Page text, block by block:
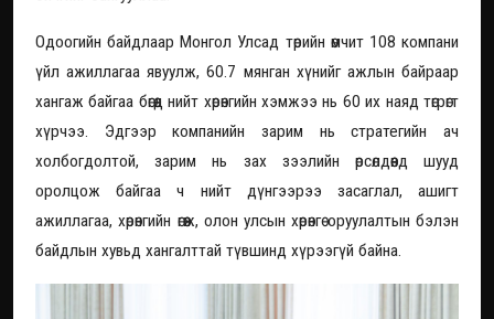
Одоогийн байдлаар Монгол Улсад төрийн өмчит 108 компани
үйл ажиллагаа явуулж, 60.7 мянган хүнийг ажлын байраар
хангаж байгаа бөгөөд нийт хөрөнгийн хэмжээ нь 60 их наяд төгрөгт
хүрчээ. Эдгээр компанийн зарим нь стратегийн ач
холбогдолтой, зарим нь зах зээлийн өрсөлдөөнд шууд
оролцож байгаа ч нийт дүнгээрээ засаглал, ашигт
ажиллагаа, хөрөнгийн өгөөж, олон улсын хөрөнгө оруулалтын бэлэн
байдлын хувьд хангалттай түвшинд хүрээгүй байна.